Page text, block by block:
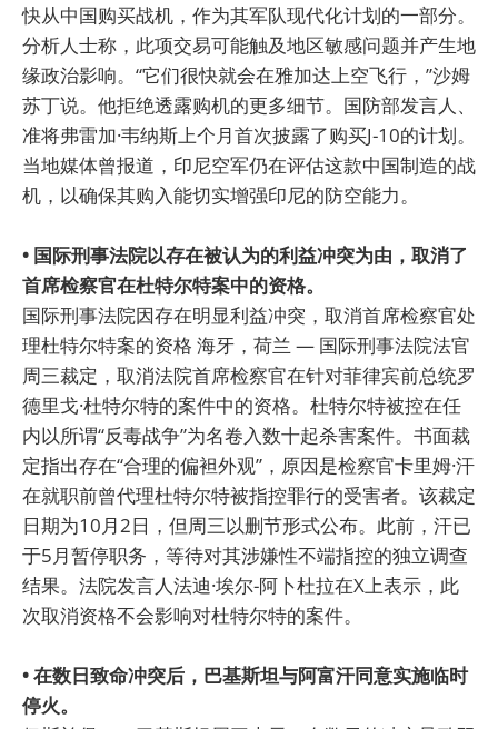
快从中国购买战机，作为其军队现代化计划的一部分。
分析人士称，此项交易可能触及地区敏感问题并产生地
缘政治影响。“它们很快就会在雅加达上空飞行，”沙姆
苏丁说。他拒绝透露购机的更多细节。国防部发言人、
准将弗雷加·韦纳斯上个月首次披露了购买J-10的计划。
当地媒体曾报道，印尼空军仍在评估这款中国制造的战
机，以确保其购入能切实增强印尼的防空能力。
• 国际刑事法院以存在被认为的利益冲突为由，取消了
首席检察官在杜特尔特案中的资格。
国际刑事法院因存在明显利益冲突，取消首席检察官处
理杜特尔特案的资格 海牙，荷兰 — 国际刑事法院法官
周三裁定，取消法院首席检察官在针对菲律宾前总统罗
德里戈·杜特尔特的案件中的资格。杜特尔特被控在任
内以所谓“反毒战争”为名卷入数十起杀害案件。书面裁
定指出存在“合理的偏袒外观”，原因是检察官卡里姆·汗
在就职前曾代理杜特尔特被指控罪行的受害者。该裁定
日期为10月2日，但周三以删节形式公布。此前，汗已
于5月暂停职务，等待对其涉嫌性不端指控的独立调查
结果。法院发言人法迪·埃尔-阿卜杜拉在X上表示，此
次取消资格不会影响对杜特尔特的案件。
• 在数日致命冲突后，巴基斯坦与阿富汗同意实施临时
停火。